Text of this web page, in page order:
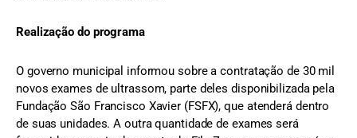
Realização do programa
O governo municipal informou sobre a contratação de 30 mil
novos exames de ultrassom, parte deles disponibilizada pela
Fundação São Francisco Xavier (FSFX), que atenderá dentro
de suas unidades. A outra quantidade de exames será